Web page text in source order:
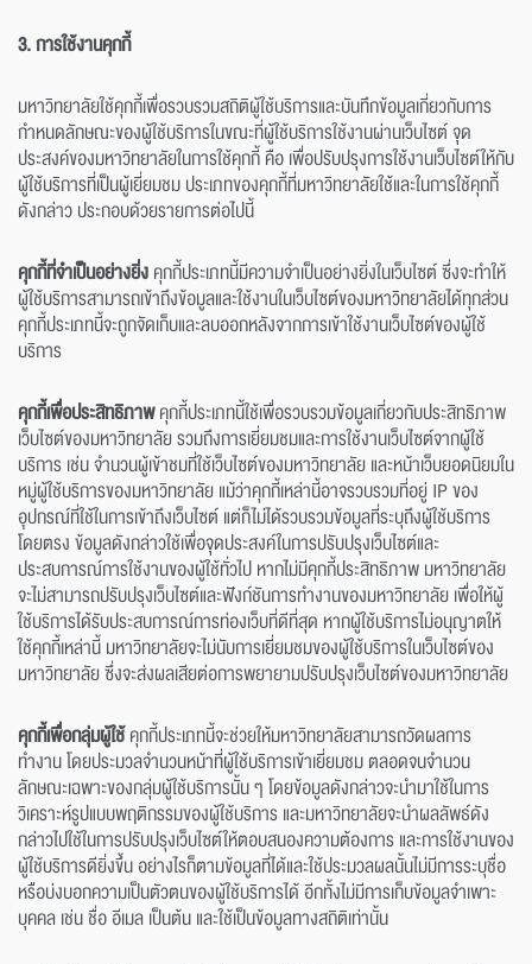
3. การใช้งานคุกกี้
มหาวิทยาลัยใช้คุกกี้เพื่อรวบรวมสถิติผู้ใช้บริการและบันทึกข้อมูลเกี่ยวกับการ
กำหนดลักษณะของผู้ใช้บริการในขณะที่ผู้ใช้บริการใช้งานผ่านเว็บไซต์ จุด
ประสงค์ของมหาวิทยาลัยในการใช้คุกกี้ คือ เพื่อปรับปรุงการใช้งานเว็บไซต์ให้กับ
ผู้ใช้บริการที่เป็นผู้เยี่ยมชม ประเภทของคุกกี้ที่มหาวิทยาลัยใช้และในการใช้คุกกี้
ดังกล่าว ประกอบด้วยรายการต่อไปนี้
คุกกี้ที่จำเป็นอย่างยิ่งคุกกี้ประเภทนี้มีความจำเป็นอย่างยิ่งในเว็บไซต์ ซึ่งจะทำให้
ผู้ใช้บริการสามารถเข้าถึงข้อมูลและใช้งานในเว็บไซต์ของมหาวิทยาลัยได้ทุกส่วน
คุกกี้ประเภทนี้จะถูกจัดเก็บและลบออกหลังจากการเข้าใช้งานเว็บไซต์ของผู้ใช้
บริการ
คุกกี้เพื่อประสิทธิภาพคุกกี้ประเภทนี้ใช้เพื่อรวบรวมข้อมูลเกี่ยวกับประสิทธิภาพ
เว็บไซต์ของมหาวิทยาลัย รวมถึงการเยี่ยมชมและการใช้งานเว็บไซต์จากผู้ใช้
บริการ เช่น จำนวนผู้เข้าชมที่ใช้เว็บไซต์ของมหาวิทยาลัย และหน้าเว็บยอดนิยมใน
หมู่ผู้ใช้บริการของมหาวิทยาลัย แม้ว่าคุกกี้เหล่านี้อาจรวบรวมที่อยู่ IP ของ
อุปกรณ์ที่ใช้ในการเข้าถึงเว็บไซต์ แต่ก็ไม่ได้รวบรวมข้อมูลที่ระบุถึงผู้ใช้บริการ
โดยตรง ข้อมูลดังกล่าวใช้เพื่อจุดประสงค์ในการปรับปรุงเว็บไซต์และ
ประสบการณ์การใช้งานของผู้ใช้ทั่วไป หากไม่มีคุกกี้ประสิทธิภาพ มหาวิทยาลัย
จะไม่สามารถปรับปรุงเว็บไซต์และฟังก์ชันการทำงานของมหาวิทยาลัย เพื่อให้ผู้
ใช้บริการได้รับประสบการณ์การท่องเว็บที่ดีที่สุด หากผู้ใช้บริการไม่อนุญาตให้
ใช้คุกกี้เหล่านี้ มหาวิทยาลัยจะไม่นับการเยี่ยมชมของผู้ใช้บริการในเว็บไซต์ของ
มหาวิทยาลัย ซึ่งจะส่งผลเสียต่อการพยายามปรับปรุงเว็บไซต์ของมหาวิทยาลัย
คุกกี้เพื่อกลุ่มผู้ใช้คุกกี้ประเภทนี้จะช่วยให้มหาวิทยาลัยสามารถวัดผลการ
ทำงาน โดยประมวลจำนวนหน้าที่ผู้ใช้บริการเข้าเยี่ยมชม ตลอดจนจำนวน
ลักษณะเฉพาะของกลุ่มผู้ใช้บริการนั้น ๆ โดยข้อมูลดังกล่าวจะนำมาใช้ในการ
วิเคราะห์รูปแบบพฤติกรรมของผู้ใช้บริการ และมหาวิทยาลัยจะนำผลลัพธ์ดัง
กล่าวไปใช้ในการปรับปรุงเว็บไซต์ให้ตอบสนองความต้องการ และการใช้งานของ
ผู้ใช้บริการดียิ่งขึ้น อย่างไรก็ตามข้อมูลที่ได้และใช้ประมวลผลนั้นไม่มีการระบุชื่อ
หรือบ่งบอกความเป็นตัวตนของผู้ใช้บริการได้ อีกทั้งไม่มีการเก็บข้อมูลจำเพาะ
บุคคล เช่น ชื่อ อีเมล เป็นต้น และใช้เป็นข้อมูลทางสถิติเท่านั้น